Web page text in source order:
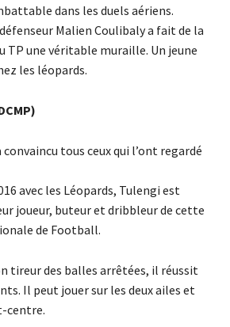
dans les duels aériens.
Malien Coulibaly a fait de la
TP une véritable muraille. Un jeune
les léopards.
convaincu tous ceux qui l’ont regardé
avec les Léopards, Tulengi est
joueur, buteur et dribbleur de cette
de Football.
tireur des balles arrêtées, il réussit
Il peut jouer sur les deux ailes et
centre.